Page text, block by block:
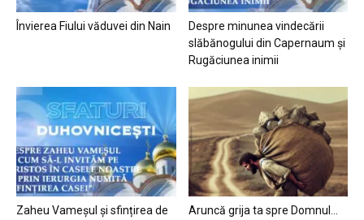
Învierea Fiului văduvei din Nain
Despre minunea vindecării
slăbănogului din Capernaum și
Rugăciunea inimii
Zaheu Vameșul și sfințirea de
Aruncă grija ta spre Domnul…